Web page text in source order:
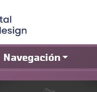
Navegación